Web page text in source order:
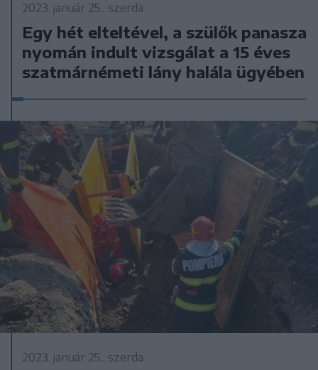
2023. január 25., szerda
Egy hét elteltével, a szülők panasza
nyomán indult vizsgálat a 15 éves
szatmárnémeti lány halála ügyében
2023. január 25., szerda